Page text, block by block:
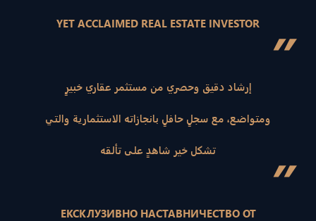
YET ACCLAIMED REAL ESTATE INVESTOR ” إرشاد دقيق وحصري من مستثمر عقاري خبيرٍ
ومتواضع، مع سجلٍ حافلٍ بانجازاته الاستثمارية والتي
تشكل خير شاهدٍ على تألقه ”
ЕКСКЛУЗИВНО НАСТАВНИЧЕСТВО ОТ